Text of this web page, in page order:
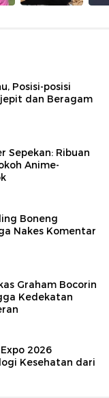
Posisi-posisi
dan Beragam
Sepekan: Ribuan
Anime-
Boneng
Nakes Komentar
Graham Bocorin
Kedekatan
2026
Kesehatan dari